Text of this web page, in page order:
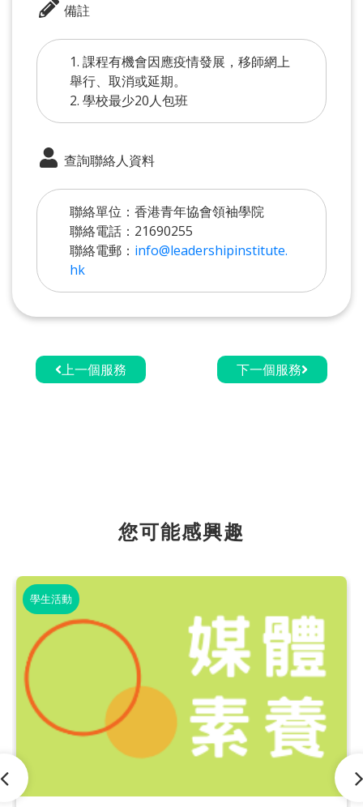
備註
1. 課程有機會因應疫情發展，移師網上
舉行、取消或延期。
2. 學校最少20人包班
查詢聯絡人資料
聯絡單位：香港青年協會領袖學院
聯絡電話：21690255
聯絡電郵： info@leadershipinstitute.
hk
上一個服務 下一個服務
您可能感興趣
學生活動